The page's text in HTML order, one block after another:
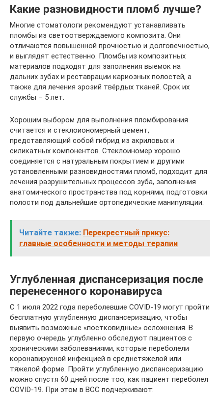
Какие разновидности пломб лучше?
Многие стоматологи рекомендуют устанавливать
пломбы из светоотверждаемого композита. Они
отличаются повышенной прочностью и долговечностью,
и выглядят естественно. Пломбы из композитных
материалов подходят для заполнения выемок на
дальних зубах и реставрации кариозных полостей, а
также для лечения эрозий твёрдых тканей. Срок их
службы – 5 лет.
Хорошим выбором для выполнения пломбирования
считается и стеклоиономерный цемент,
представляющий собой гибрид из акриловых и
силикатных компонентов. Стеклоиномер хорошо
соединяется с натуральным покрытием и другими
установленными разновидностями пломб, подходит для
лечения разрушительных процессов зуба, заполнения
анатомического пространства под корнями, подготовки
полости под дальнейшие ортопедические манипуляции.
Читайте также: Перекрестный прикус:
главные особенности и методы терапии
Углубленная диспансеризация после
перенесенного коронавируса
С 1 июля 2022 года переболевшие COVID-19 могут пройти
бесплатную углубленную диспансеризацию, чтобы
выявить возможные «постковидные» осложнения. В
первую очередь углубленно обследуют пациентов с
хроническими заболеваниями, которые переболели
коронавирусной инфекцией в среднетяжелой или
тяжелой форме. Пройти углубленную диспансеризацию
можно спустя 60 дней после тоо, как пациент переболел
COVID-19. При этом в ВСС подчеркивают: